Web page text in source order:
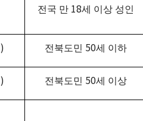
전국 만 18세 이상 성인
) 전북도민 50세 이하
) 전북도민 50세 이상